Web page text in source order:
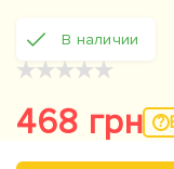
В наличии
★★★★★
468 грн